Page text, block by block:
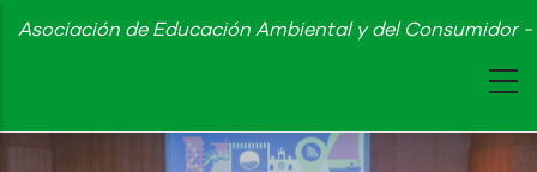
Skip
content
Asociación de Educación Ambiental y del Consumidor